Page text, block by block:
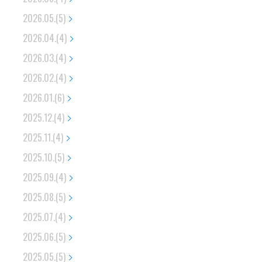
2026.05.(5)
2026.04.(4)
2026.03.(4)
2026.02.(4)
2026.01.(6)
2025.12.(4)
2025.11.(4)
2025.10.(5)
2025.09.(4)
2025.08.(5)
2025.07.(4)
2025.06.(5)
2025.05.(5)